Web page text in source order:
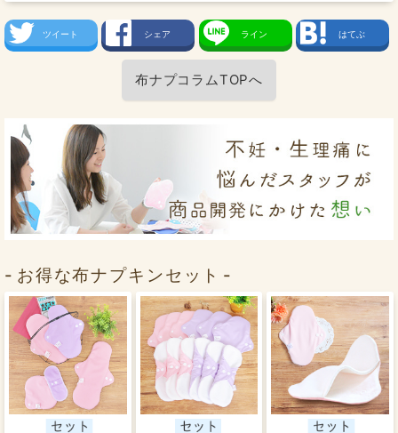
ツイート シェア ライン はてぶ
布ナプコラムTOPへ
お得な布ナプキンセット